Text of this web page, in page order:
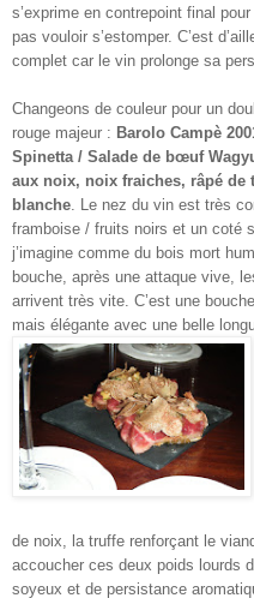
s’exprime en contrepoint final
pas vouloir s’estomper. C’est
complet car le vin prolonge sa
Changeons de couleur pour un
rouge majeur : Barolo Campè
Spinetta / Salade de bœuf
aux noix, noix fraiches, râpé de
blanche . Le nez du vin est très
framboise / fruits noirs et un coté
j’imagine comme du bois mort
bouche, après une attaque vive,
arrivent très vite. C’est une
mais élégante avec une belle
de noix, la truffe renforçant le
accoucher ces deux poids lourds
soyeux et de persistance